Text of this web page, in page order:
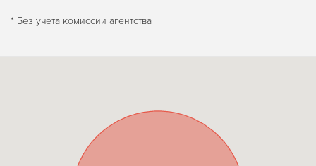
* Без учета комиссии агентства